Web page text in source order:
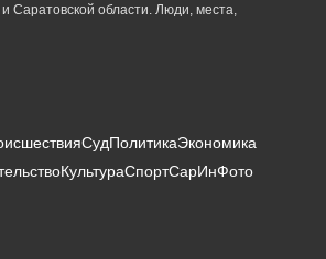
Саратовской области. Люди, места,
СудПолитикаЭкономика
КультураСпортСарИнФото